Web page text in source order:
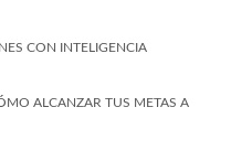
CON INTELIGENCIA
ALCANZAR TUS METAS A